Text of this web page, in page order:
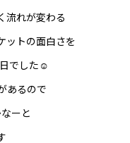
流れが変わる
ットの面白さを
でした☺️
あるので
ーと